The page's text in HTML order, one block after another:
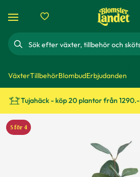
Sök
VäxterTillbehörBlombudErbjudanden
Tujahäck - köp 20 plantor från 1290.-
5 för 4